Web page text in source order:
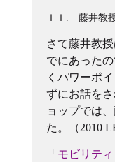
ＩＩ. 藤井教
さて藤井教
でにあった
くパワーポ
ずにお話を
ョップでは
た。
（2010
「 モビリテ